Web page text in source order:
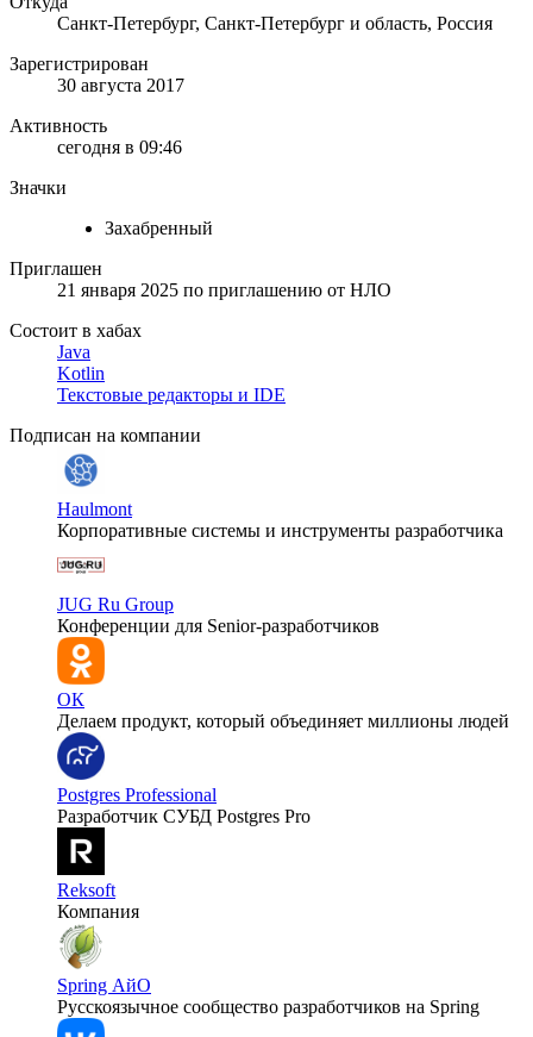
Санкт-Петербург, Санкт-Петербург и область, Россия
Зарегистрирован
30 августа 2017
Активность
сегодня в 09:46
Значки
Захабренный
Приглашен
21 января 2025 по приглашению от НЛО
Состоит в хабах
Java
Kotlin
Текстовые редакторы и IDE
Подписан на компании
Haulmont
Корпоративные системы и инструменты разработчика
JUG Ru Group
Конференции для Senior-разработчиков
ОК
Делаем продукт, который объединяет миллионы людей
Postgres Professional
Разработчик СУБД Postgres Pro
Reksoft
Компания
Spring АйО
Русскоязычное сообщество разработчиков на Spring